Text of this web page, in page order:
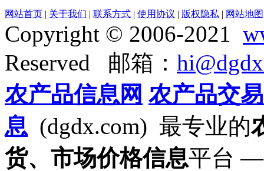
网站首页 | 关于我们 | 联系方式 | 使用协议 | 版权隐私 | 网站地图
Copyright © 2006-2021
Reserved 邮箱：
农产品信息网 农产品交
息 (dgdx.com) 最专业的
货、市场价格信息平台